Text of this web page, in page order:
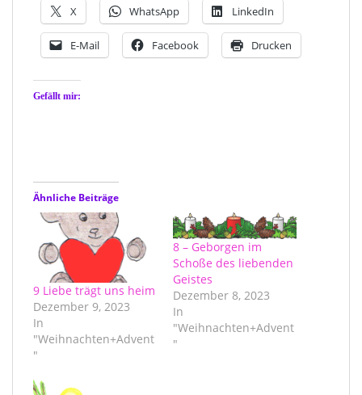
X WhatsApp LinkedIn
E-Mail Facebook Drucken
Gefällt mir:
Ähnliche Beiträge
9 Liebe trägt uns heim
Dezember 9, 2023
In
"Weihnachten+Advent
"
8 – Geborgen im
Schoße des liebenden
Geistes
Dezember 8, 2023
In
"Weihnachten+Advent
"